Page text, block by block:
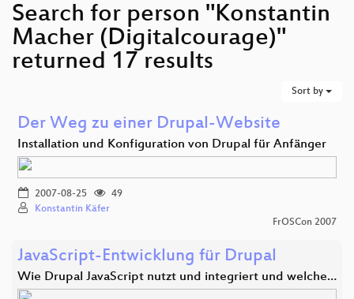
Search for person "Konstantin
Macher (Digitalcourage)"
returned 17 results
Sort by
Der Weg zu einer Drupal-Website
Installation und Konfiguration von Drupal für Anfänger
2007-08-25
49
Konstantin Käfer
FrOSCon 2007
JavaScript-Entwicklung für Drupal
Wie Drupal JavaScript nutzt und integriert und welche…